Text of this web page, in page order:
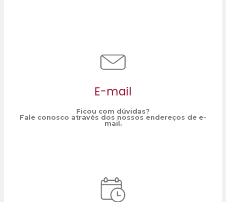
E-mail
Ficou com dúvidas?
Fale conosco através dos nossos endereços de e-
mail.